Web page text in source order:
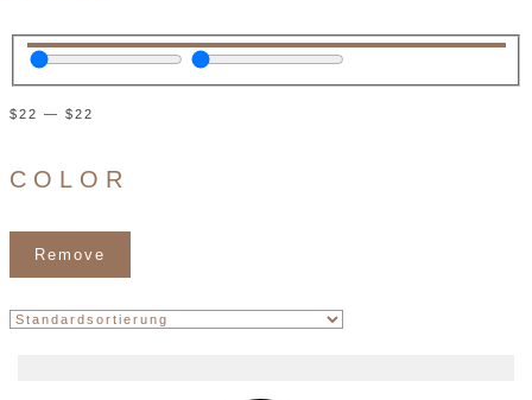
$22 — $22
COLOR
Remove